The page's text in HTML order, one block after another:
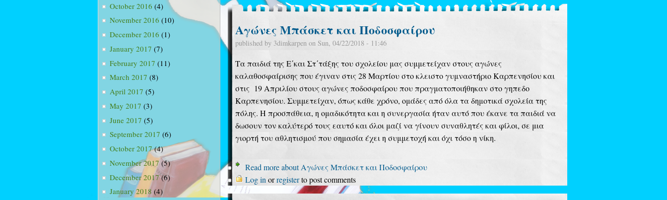
October 2016 (4)
November 2016 (10)
December 2016 (1)
January 2017 (7)
February 2017 (11)
March 2017 (8)
April 2017 (5)
May 2017 (3)
June 2017 (5)
September 2017 (6)
October 2017(4)
November 2017(5)
December 2017(6)
January 2018(4)
Αγώνες Μπάσκετ και Ποδοσφαίρου
published by 3dimkarpen on Sun, 04/22/2018 - 11:46
Τα παιδιά της Ε΄και Στ΄τάξης του σχολείου μας συμμετείχαν στους αγώνες
καλαθοσφαίρισης που έγιναν στις 28 Μαρτίου στο κλειστο γυμναστήριο Καρπενησίου και
στις 19 Απριλίου στους αγώνες ποδοσφαίρου που πραγματοποιήθηκαν στο γηπεδο
Καρπενησίου. Συμμετείχαν, όπως κάθε χρόνο, ομάδες από όλα τα δημοτικά σχολεία της
πόλης. Η προσπάθεια, η ομαδικότητα και η συνεργασία ήταν αυτό που έκανε τα παιδιά να
δωσουν τον καλύτερό τους εαυτό και όλοι μαζί να γίνουν συναθλητές και φίλοι, σε μια
γιορτή του αθλητισμού που σημασία έχει η συμμετοχή και όχι τόσο η νίκη.
Read moreabout Αγώνες Μπάσκετ και Ποδοσφαίρου
Log in orregisterto post comments